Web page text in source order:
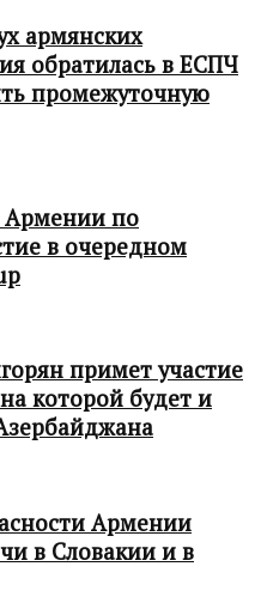
армянских
обратилась в ЕСПЧ
промежуточную
Армении по
в очередном
примет участие
которой будет и
Армении
в Словакии и в